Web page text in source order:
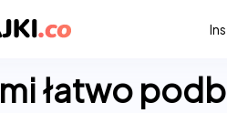
łatwo